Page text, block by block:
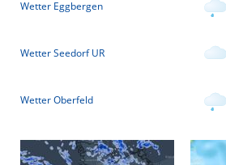
Wetter Eggbergen
Wetter Seedorf UR
Wetter Oberfeld